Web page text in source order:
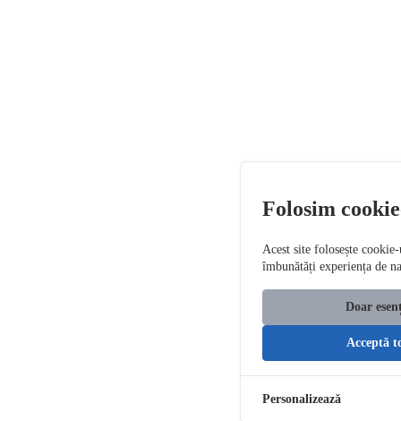
Folosim
Acest site folosește
îmbunătăți experiența de
Doar
Acceptă
Personalizează